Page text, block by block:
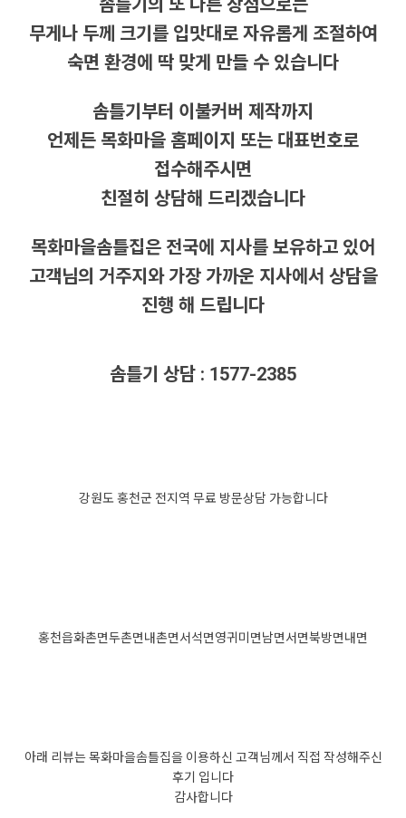
무게나 두께 크기를 입맛대로 자유롭게 조절하여
숙면 환경에 딱 맞게 만들 수 있습니다
솜틀기부터 이불커버 제작까지
언제든 목화마을 홈페이지 또는 대표번호로
접수해주시면
친절히 상담해 드리겠습니다
목화마을솜틀집은 전국에 지사를 보유하고 있어
고객님의 거주지와 가장 가까운 지사에서 상담을
진행 해 드립니다
솜틀기 상담 : 1577-2385
강원도 홍천군 전지역 무료 방문상담 가능합니다
홍천읍화촌면두촌면내촌면서석면영귀미면남면서면북방면내면
아래 리뷰는 목화마을솜틀집을 이용하신 고객님께서 직접 작성해주신
후기 입니다
감사합니다